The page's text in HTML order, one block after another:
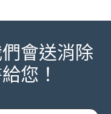
會送消除
您！